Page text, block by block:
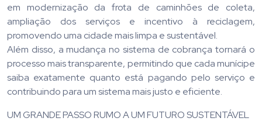
em modernização da frota de caminhões de coleta,
ampliação dos serviços e incentivo à reciclagem,
promovendo uma cidade mais limpa e sustentável.
Além disso, a mudança no sistema de cobrança tornará o
processo mais transparente, permitindo que cada munícipe
saiba exatamente quanto está pagando pelo serviço e
contribuindo para um sistema mais justo e eficiente.
UM GRANDE PASSO RUMO A UM FUTURO SUSTENTÁVEL